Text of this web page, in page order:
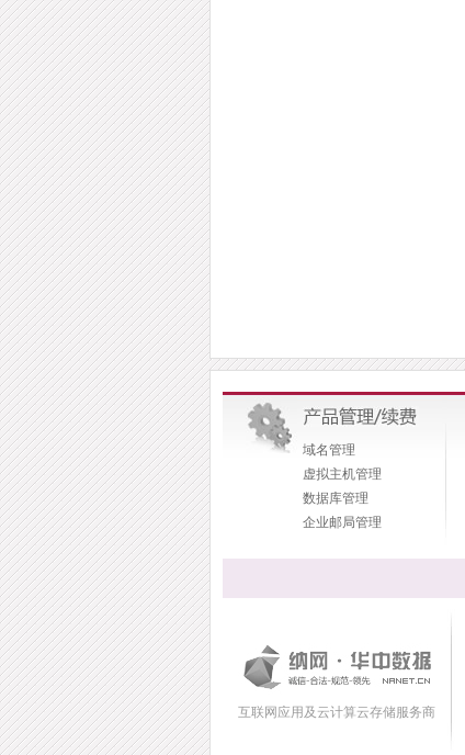
域名管理
虚拟主机管理
数据库管理
企业邮局管理
互联网应用及云计算云存储服务商